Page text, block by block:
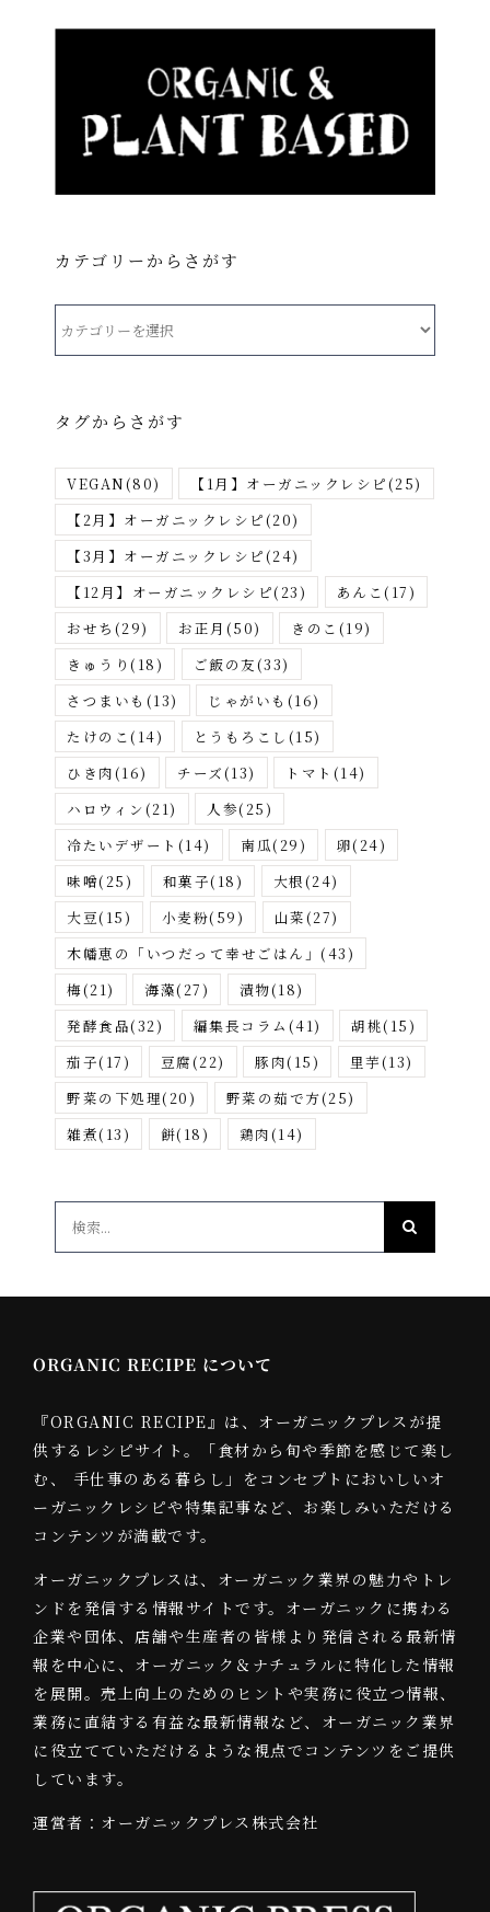
カテゴリーからさがす
ー
ら
が
す
タグからさがす
VEGAN(80) 【1月】オーガニックレシピ(25)
【2月】オーガニックレシピ(20)
【3月】オーガニックレシピ(24)
【12月】オーガニックレシピ(23) あんこ(17)
おせち (29) お正月 (50) きのこ (19)
きゅうり (18) ご飯の友(33)
さつまいも (13) じゃがいも (16)
たけのこ(14) とうもろこし (15)
ひき肉(16) チーズ(13) トマト (14)
ハロウィン(21) 人参(25)
冷たいデザート (14) 南瓜(29) 卵(24)
味噌(25) 和菓子(18) 大根(24)
大豆(15) 小麦粉(59) 山菜(27)
木幡恵の「いつだって幸せごはん」 (43)
梅(21) 海藻(27) 漬物(18)
発酵食品(32) 編集長コラム (41) 胡桃(15)
茄子(17) 豆腐(22) 豚肉(15) 里芋(13)
野菜の下処理(20) 野菜の茹で方(25)
雑煮(13) 餅(18) 鶏肉(14)
ORGANIC RECIPE について
『ORGANIC RECIPE』は、オーガニックプレスが提
供するレシピサイト。「食材から旬や季節を感じて楽し
む、 手仕事のある暮らし」をコンセプトにおいしいオ
ーガニックレシピや特集記事など、お楽しみいただける
コンテンツが満載です。
オーガニックプレスは、オーガニック業界の魅力やトレ
ンドを発信する情報サイトです。オーガニックに携わる
企業や団体、店舗や生産者の皆様より発信される最新情
報を中心に、オーガニック＆ナチュラルに特化した情報
を展開。売上向上のためのヒントや実務に役立つ情報、
業務に直結する有益な最新情報など、オーガニック業界
に役立てていただけるような視点でコンテンツをご提供
しています。
運営者：オーガニックプレス株式会社